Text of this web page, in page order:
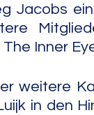
Jacobs
Inner
weitere
in den